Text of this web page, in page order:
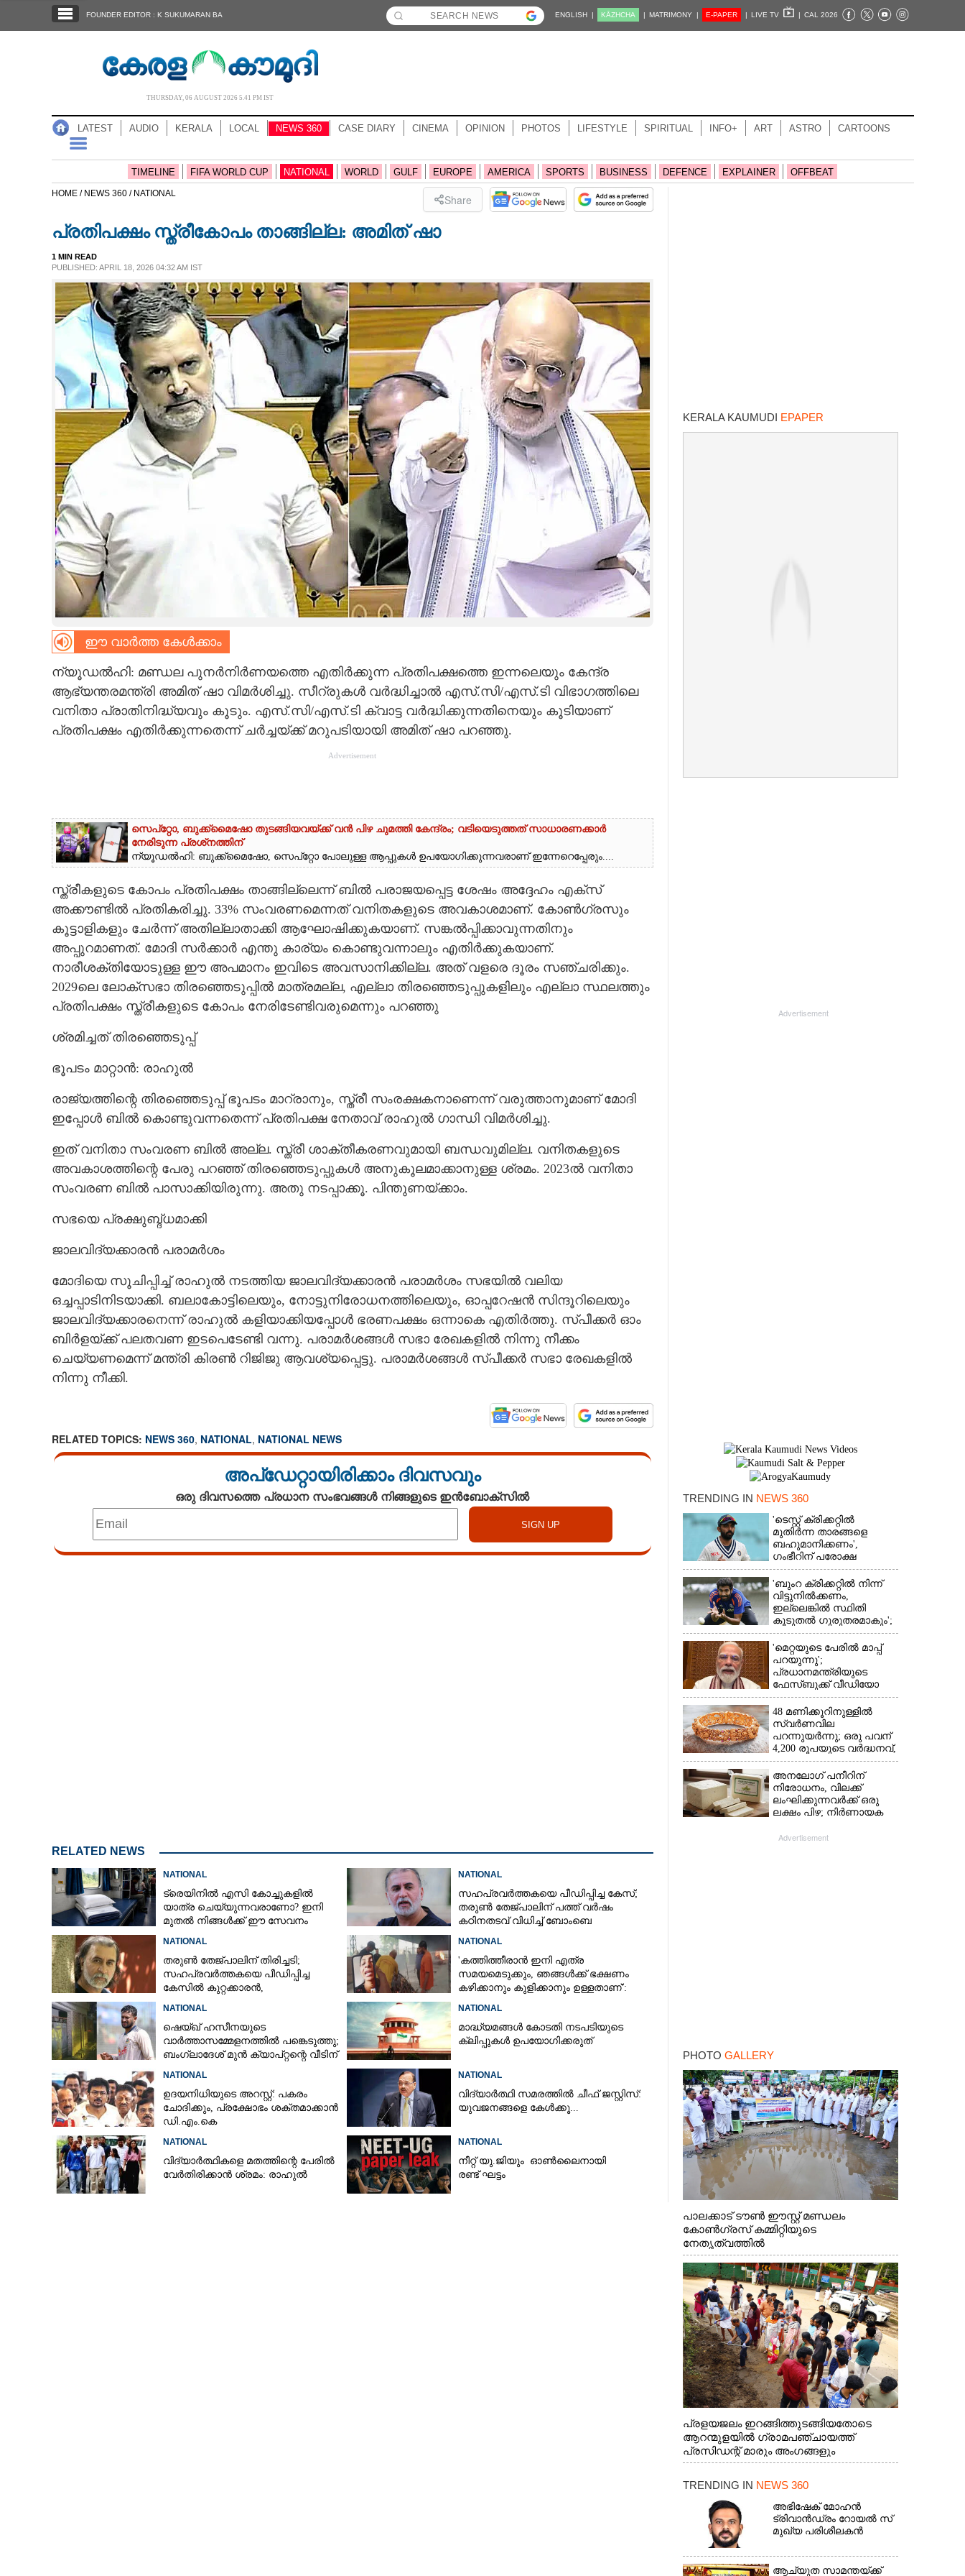
NOTIFIED NEWS
CASE DIARY
LIFESTYLE
SPIRITUAL
CARTOONS
LITERATURE
FOUNDER EDITOR : K SUKUMARAN BA ENGLISH | KĀZHCHA | MATRIMONY | E-PAPER | LIVE TV | CAL 2026
THURSDAY, 06 AUGUST 2026 5.41 PM IST
LATEST AUDIO KERALA LOCAL NEWS 360 CASE DIARY CINEMA OPINION PHOTOS LIFESTYLE SPIRITUAL INFO+ ART ASTRO CARTOONS
TIMELINE FIFA WORLD CUP NATIONAL WORLD GULF EUROPE AMERICA SPORTS BUSINESS DEFENCE EXPLAINER OFFBEAT
HOME / NEWS 360 / NATIONAL Share
പ്രതിപക്ഷം സ്ത്രീകോപം താങ്ങില്ല: അമിത് ഷാ
1 MIN READ
PUBLISHED: APRIL 18, 2026 04:32 AM IST
ഈ വാർത്ത കേൾക്കാം
ന്യൂഡൽഹി: മണ്ഡല പുനർനിർണയത്തെ എതിർക്കുന്ന പ്രതിപക്ഷത്തെ ഇന്നലെയും കേന്ദ്ര
ആഭ്യന്തരമന്ത്രി അമിത് ഷാ വിമർശിച്ചു. സീറ്രുകൾ വ‌ർദ്ധിച്ചാൽ എസ്.സി/എസ്.ടി വിഭാഗത്തിലെ
വനിതാ പ്രാതിനിദ്ധ്യവും കൂടും. എസ്.സി/എസ്.ടി ക്വാട്ട വ‌ർദ്ധിക്കുന്നതിനെയും കൂടിയാണ്
പ്രതിപക്ഷം എതി‌ർക്കുന്നതെന്ന് ചർച്ചയ്‌ക്ക് മറുപടിയായി അമിത് ഷാ പറഞ്ഞു.
Advertisement
സെപ്‌‌റ്റോ, ബുക്ക്‌മൈഷോ തുടങ്ങിയവയ്ക്ക് വൻ പിഴ ചുമത്തി കേന്ദ്രം; വടിയെടുത്തത് സാധാരണക്കാ‌ർ
നേരിടുന്ന പ്രശ്‌നത്തിന്
ന്യൂഡൽഹി: ബുക്ക്‌മൈഷോ, സെപ്‌റ്റോ പോലുള്ള ആപ്പുകൾ ഉപയോഗിക്കുന്നവരാണ് ഇന്നേറെപ്പേരും....
സ്ത്രീകളുടെ കോപം പ്രതിപക്ഷം താങ്ങില്ലെന്ന് ബിൽ പരാജയപ്പെട്ട ശേഷം അദ്ദേഹം എക്‌സ്
അക്കൗണ്ടിൽ പ്രതികരിച്ചു. 33% സംവരണമെന്നത് വനിതകളുടെ അവകാശമാണ്. കോൺഗ്രസും
കൂട്ടാളികളും ചേർന്ന് അതില്ലാതാക്കി ആഘോഷിക്കുകയാണ്. സങ്കൽപ്പിക്കാവുന്നതിനും
അപ്പുറമാണത്. മോദി സർക്കാർ എന്തു കാര്യം കൊണ്ടുവന്നാലും എതിർക്കുകയാണ്.
നാരീശക്തിയോടുള്ള ഈ അപമാനം ഇവിടെ അവസാനിക്കില്ല. അത് വളരെ ദൂരം സഞ്ചരിക്കും.
2029ലെ ലോക്‌സഭാ തിരഞ്ഞെടുപ്പിൽ മാത്രമല്ല, എല്ലാ തിരഞ്ഞെടുപ്പുകളിലും എല്ലാ സ്ഥലത്തും
പ്രതിപക്ഷം സ്ത്രീകളുടെ കോപം നേരിടേണ്ടിവരുമെന്നും പറഞ്ഞു
ശ്രമിച്ചത് തിരഞ്ഞെടുപ്പ്
ഭൂപടം മാറ്റാൻ: രാഹുൽ
രാജ്യത്തിന്റെ തിരഞ്ഞെടുപ്പ് ഭൂപടം മാറ്രാനും, സ്ത്രീ സംരക്ഷകനാണെന്ന് വരുത്താനുമാണ് മോദി
ഇപ്പോൾ ബിൽ കൊണ്ടുവന്നതെന്ന് പ്രതിപക്ഷ നേതാവ് രാഹുൽ ഗാന്ധി വിമർശിച്ചു.
ഇത് വനിതാ സംവരണ ബിൽ അല്ല. സ്ത്രീ ശാക്തീകരണവുമായി ബന്ധവുമില്ല. വനിതകളുടെ
അവകാശത്തിന്റെ പേരു പറഞ്ഞ് തിരഞ്ഞെടുപ്പുകൾ അനുകൂലമാക്കാനുള്ള ശ്രമം. 2023ൽ വനിതാ
സംവരണ ബിൽ പാസാക്കിയിരുന്നു. അതു നടപ്പാക്കൂ. പിന്തുണയ്‌ക്കാം.
സഭയെ പ്രക്ഷുബ്ദ്ധമാക്കി
ജാലവിദ്യക്കാരൻ പരാമർശം
മോദിയെ സൂചിപ്പിച്ച് രാഹുൽ നടത്തിയ ജാലവിദ്യക്കാരൻ പരാമർശം സഭയിൽ വലിയ
ഒച്ചപ്പാടിനിടയാക്കി. ബലാകോട്ടിലെയും, നോട്ടുനിരോധനത്തിലെയും, ഓപ്പറേഷൻ സിന്ദൂറിലെയും
ജാലവിദ്യക്കാരനെന്ന് രാഹുൽ കളിയാക്കിയപ്പോൾ ഭരണപക്ഷം ഒന്നാകെ എതിർത്തു. സ്‌പീക്കർ ഓം
ബിർളയ്‌ക്ക് പലതവണ ഇടപെടേണ്ടി വന്നു. പരാമർശങ്ങൾ സഭാ രേഖകളിൽ നിന്നു നീക്കം
ചെയ്യണമെന്ന് മന്ത്രി കിരൺ റിജിജു ആവശ്യപ്പെട്ടു. പരാമർശങ്ങൾ സ്‌പീക്കർ സഭാ രേഖകളിൽ
നിന്നു നീക്കി.
RELATED TOPICS: NEWS 360, NATIONAL, NATIONAL NEWS
അപ്ഡേറ്റായിരിക്കാം ദിവസവും
ഒരു ദിവസത്തെ പ്രധാന സംഭവങ്ങൾ നിങ്ങളുടെ ഇൻബോക്സിൽ
RELATED NEWS
NATIONAL
ട്രെയിനിൽ എസി കോച്ചുകളിൽ
യാത്ര ചെയ്യുന്നവരാണോ? ഇനി
മുതൽ നിങ്ങൾക്ക് ഈ സേവനം
NATIONAL
സഹപ്രവർത്തകയെ പീഡിപ്പിച്ച കേസ്;
തരുൺ തേജ്‌പാലിന് പത്ത് വർഷം
കഠിനതടവ് വിധിച്ച് ബോംബെ
NATIONAL
തരുൺ തേജ്പാലിന് തിരിച്ചടി;
സഹപ്രവർത്തകയെ പീഡിപ്പിച്ച
കേസിൽ കുറ്റക്കാരൻ,
NATIONAL
'കത്തിത്തീരാൻ ഇനി എത്ര
സമയമെടുക്കും, ഞങ്ങൾക്ക് ഭക്ഷണം
കഴിക്കാനും കുളിക്കാനും ഉള്ളതാണ്':
NATIONAL
ഷെയ്ഖ് ഹസീനയുടെ
വാർത്താസമ്മേളനത്തിൽ പങ്കെടുത്തു;
ബംഗ്ലാദേശ് മുൻ ക്യാപ്റ്റന്റെ വീടിന്
NATIONAL
മാദ്ധ്യമങ്ങൾ കോടതി നടപടിയുടെ
ക്ലിപ്പുകൾ ഉപയോഗിക്കരുത്
NATIONAL
ഉദയനിധിയുടെ അറസ്റ്റ്: പകരം
ചോദിക്കും,​ പ്രക്ഷോഭം ശക്തമാക്കാൻ
ഡി.എം.കെ
NATIONAL
വിദ്യാർത്ഥി സമരത്തിൽ ചീഫ് ജസ്റ്റിസ്:
യുവജനങ്ങളെ കേൾക്കൂ...
NATIONAL
വിദ്യാർത്ഥികളെ മതത്തിന്റെ പേരിൽ
വേർതിരിക്കാൻ ശ്രമം: രാഹുൽ
NATIONAL
നീറ്റ് യു.ജിയും ഓൺലൈനായി
രണ്ട് ഘട്ടം
KERALA KAUMUDI EPAPER
Advertisement
TRENDING IN NEWS 360
'ടെസ്റ്റ് ക്രിക്കറ്റിൽ
മുതിർന്ന താരങ്ങളെ
ബഹുമാനിക്കണം',
ഗംഭീറിന് പരോക്ഷ
മുന്നറിയിപ്പുമായി രഹാനെ
'ബുംറ ക്രിക്കറ്റിൽ നിന്ന്
വിട്ടുനിൽക്കണം,
ഇല്ലെങ്കിൽ സ്ഥിതി
കൂടുതൽ ഗുരുതരമാകും';
മുന്നറിയിപ്പുമായി മുൻ
താരം
'മെറ്റയുടെ പേരിൽ മാപ്പ്
പറയുന്നു';
പ്രധാനമന്ത്രിയുടെ
ഫേസ്‌ബുക്ക് വീഡിയോ
നീക്കം ചെയ്തതിൽ
ക്ഷമാപണം
48 മണിക്കൂറിനുള്ളിൽ
സ്വർണവില
പറന്നുയർന്നു; ഒരു പവന്
4,200 രൂപയുടെ വർദ്ധനവ്,
വിവാഹ സീസണിൽ
കനത്ത തിരിച്ചടി
അനലോഗ് പനീറിന്
നിരോധനം, വിലക്ക്
ലംഘിക്കുന്നവർക്ക് ഒരു
ലക്ഷം പിഴ; നിർണായക
മഹാരാഷ്ട്ര
Advertisement
PHOTO GALLERY
പാലക്കാട് ടൗൺ ഈസ്റ്റ് മണ്ഡലം
കോൺഗ്രസ് കമ്മിറ്റിയുടെ
നേതൃത്വത്തിൽ
പ്രളയജലം ഇറങ്ങിത്തുടങ്ങിയതോടെ
ആറന്മുളയിൽ ഗ്രാമപഞ്ചായത്ത്
പ്രസിഡന്റ് മാരും അംഗങ്ങളും
രാഷ്ട്രീയപ്രവത്തകരും അടങ്ങുന്ന സംഘം
മറ്റ് മാലിന്യങ്ങളും നീക്കം ചെയ്യുന്നു.
TRENDING IN NEWS 360
അഭിഷേക് മോഹൻ
ട്രിവാൻഡ്രം റോയൽ സ്
മുഖ്യ പരിശീലകൻ
ആച്യുത സാമന്തയ്ക്ക്
×